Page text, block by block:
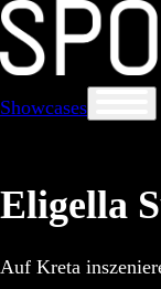
Showcases
Eligella
Auf Kreta